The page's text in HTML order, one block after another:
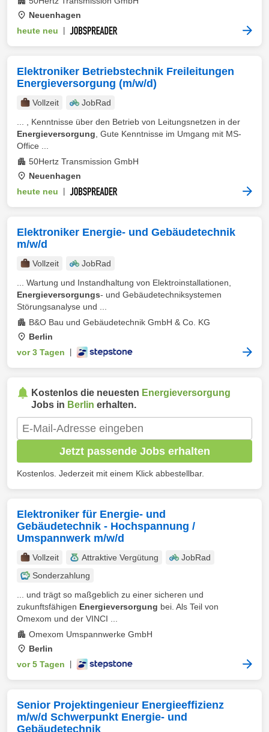
Neuenhagen
heute neu
Elektroniker Betriebstechnik Freileitungen
Energieversorgung (m/w/d)
Vollzeit
JobRad
... , Kenntnisse über den Betrieb von Leitungsnetzen in der
Energieversorgung , Gute Kenntnisse im Umgang mit MS-
Office ...
50Hertz Transmission GmbH
Neuenhagen
heute neu
Elektroniker Energie- und Gebäudetechnik
m/w/d
Vollzeit
JobRad
... Wartung und Instandhaltung von Elektroinstallationen,
Energieversorgungs- und Gebäudetechniksystemen
Störungsanalyse und ...
B&O Bau und Gebäudetechnik GmbH & Co. KG
Berlin
vor 3 Tagen
Kostenlos die neuesten Energieversorgung
Jobs in Berlin erhalten.
Jetzt passende Jobs erhalten
Kostenlos. Jederzeit mit einem Klick abbestellbar.
Elektroniker für Energie- und
Gebäudetechnik - Hochspannung /
Umspannwerk m/w/d
Vollzeit Attraktive Vergütung
JobRad
Sonderzahlung
... und trägt so maßgeblich zu einer sicheren und
zukunftsfähigen Energieversorgung bei. Als Teil von
Omexom und der VINCI ...
Omexom Umspannwerke GmbH
Berlin
vor 5 Tagen
Senior Projektingenieur Energieeffizienz
m/w/d Schwerpunkt Energie- und
Gebäudetechnik